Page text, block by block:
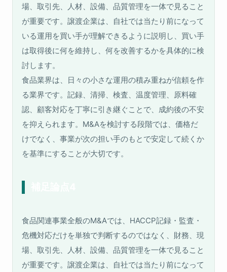
場、取引先、人材、設備、品質管理を一体で見ること
が重要です。譲渡企業は、自社では当たり前になって
いる運用を買い手が理解できるように説明し、買い手
は取得後に何を維持し、何を改善するかを具体的に検
討します。
食品業界は、日々の小さな運用の積み重ねが信頼を作
る業界です。記録、清掃、検査、温度管理、原料確
認、顧客対応を丁寧に引き継ぐことで、成約後の不安
を抑えられます。M&Aを検討する段階では、価格だ
けでなく、事業が次の担い手のもとで安定して続くか
を基準にすることが大切です。
食品関連事業全般のM&Aでは、HACCP記録・監査・
危機対応だけを単独で判断するのではなく、財務、現
場、取引先、人材、設備、品質管理を一体で見ること
が重要です。譲渡企業は、自社では当たり前になって